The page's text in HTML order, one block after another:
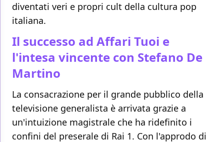
diventati veri e propri cult della cultura pop
italiana.
Il successo ad Affari Tuoi e
l'intesa vincente con Stefano De
Martino
La consacrazione per il grande pubblico della
televisione generalista è arrivata grazie a
un'intuizione magistrale che ha ridefinito i
confini del preserale di Rai 1. Con l'approdo di